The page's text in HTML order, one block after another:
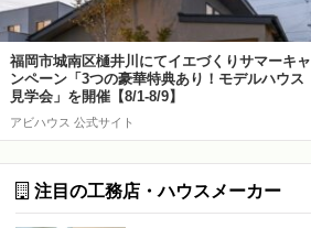
福岡市城南区樋井川にてイエづくりサマーキャ
ンペーン「3つの豪華特典あり！モデルハウス
見学会」を開催【8/1-8/9】
アビハウス 公式サイト
注目の工務店・ハウスメーカー